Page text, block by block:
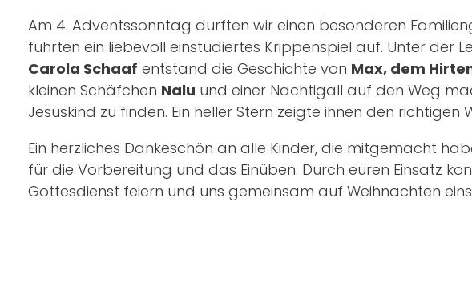
Am 4. Adventssonntag durften wir einen besonderen
führten ein liebevoll einstudiertes Krippenspiel auf. Unter der
Carola Schaaf entstand die Geschichte von Max, dem
kleinen Schäfchen Nalu und einer Nachtigall auf den Weg
Jesuskind zu finden. Ein heller Stern zeigte ihnen den richtigen
Ein herzliches Dankeschön an alle Kinder, die mitgemacht
für die Vorbereitung und das Einüben. Durch euren Einsatz
Gottesdienst feiern und uns gemeinsam auf Weihnachten